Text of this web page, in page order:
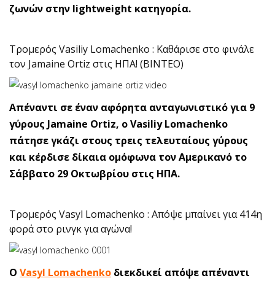
ζωνών στην lightweight κατηγορία.
Τρομερός Vasiliy Lomachenko : Καθάρισε στο φινάλε
τον Jamaine Ortiz στις ΗΠΑ! (ΒΙΝΤΕΟ)
Απέναντι σε έναν αφόρητα ανταγωνιστικό για 9
γύρους Jamaine Ortiz, ο Vasiliy Lomachenko
πάτησε γκάζι στους τρεις τελευταίους γύρους
και κέρδισε δίκαια ομόφωνα τον Αμερικανό το
Σάββατο 29 Οκτωβρίου στις ΗΠΑ.
Τρομερός Vasyl Lomachenko : Απόψε μπαίνει για 414η
φορά στο ρινγκ για αγώνα!
Ο Vasyl Lomachenko διεκδικεί απόψε απέναντι